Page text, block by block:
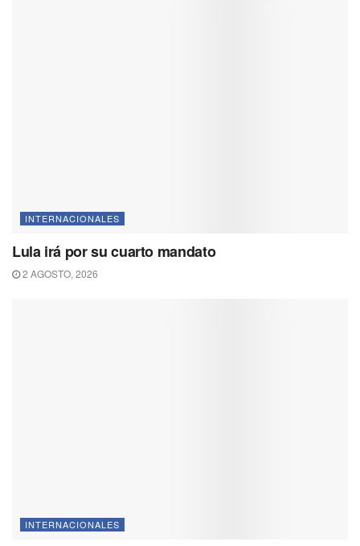
INTERNACIONALES
Lula irá por su cuarto mandato
2 AGOSTO, 2026
INTERNACIONALES